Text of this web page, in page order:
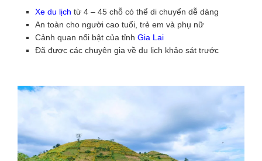
Xe du lịch từ 4 – 45 chỗ có thể di chuyển dễ dàng
An toàn cho người cao tuổi, trẻ em và phụ nữ
Cảnh quan nổi bật của tỉnh Gia Lai
Đã được các chuyên gia về du lịch khảo sát trước